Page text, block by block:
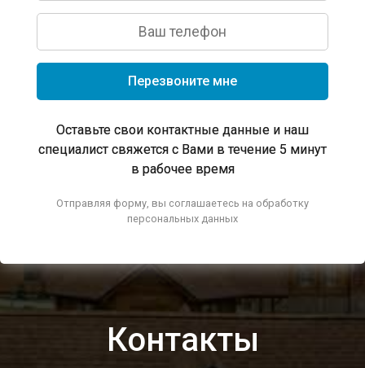
Перезвоните мне
Оставьте свои контактные данные и наш
специалист свяжется с Вами в течение 5 минут
в рабочее время
Отправляя форму, вы соглашаетесь на обработку
персональных данных
Контакты